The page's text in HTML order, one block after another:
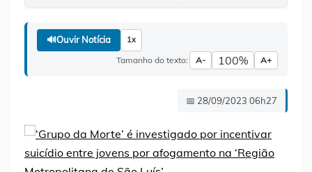
🔊Ouvir Notícia 1x
Tamanho do texto: A- 100% A+
📅 28/09/2023 06h27